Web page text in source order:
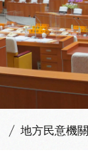
地方民意機關